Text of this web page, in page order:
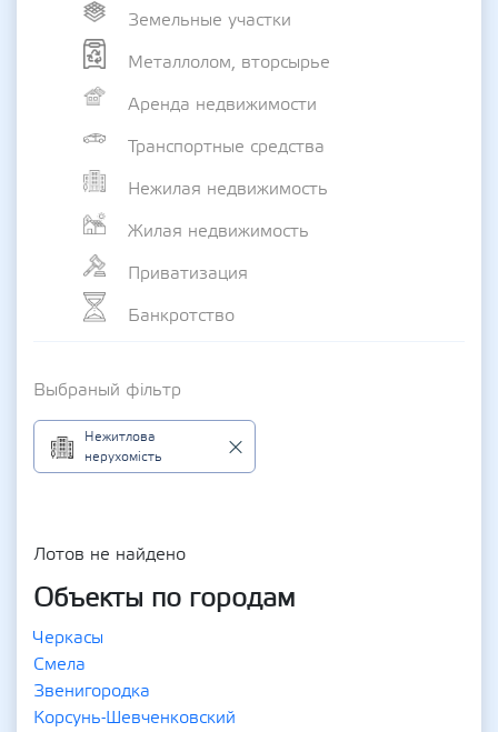
Земельные участки
Металлолом, вторсырье
Аренда недвижимости
Транспортные средства
Нежилая недвижимость
Жилая недвижимость
Приватизация
Банкротство
Выбраный фільтр
Нежитлова
нерухомість
Лотов не найдено
Объекты по городам
Черкасы
Смела
Звенигородка
Корсунь-Шевченковский